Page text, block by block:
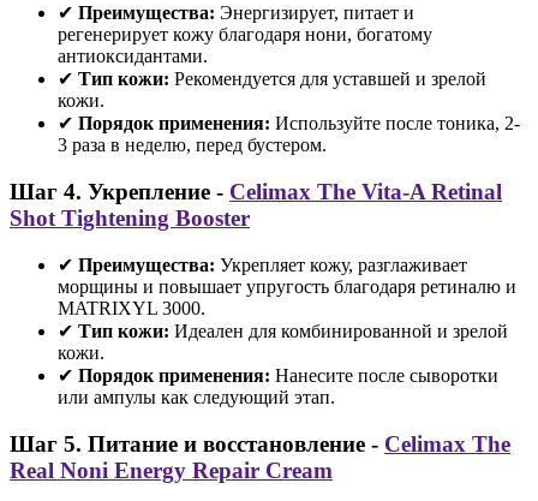
✔ Преимущества: Энергизирует, питает и
регенерирует кожу благодаря нони, богатому
антиоксидантами.
✔ Тип кожи: Рекомендуется для уставшей и зрелой
кожи.
✔ Порядок применения: Используйте после тоника, 2-
3 раза в неделю, перед бустером.
Шаг 4. Укрепление - Celimax The Vita-A Retinal
Shot Tightening Booster
✔ Преимущества: Укрепляет кожу, разглаживает
морщины и повышает упругость благодаря ретиналю и
MATRIXYL 3000.
✔ Тип кожи: Идеален для комбинированной и зрелой
кожи.
✔ Порядок применения: Нанесите после сыворотки
или ампулы как следующий этап.
Шаг 5. Питание и восстановление - Celimax The
Real Noni Energy Repair Cream